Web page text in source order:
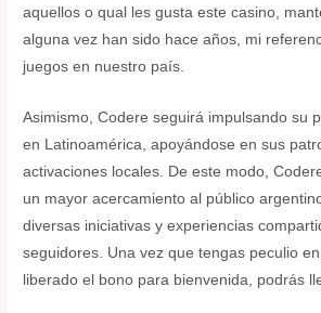
aquellos o qual les gusta este casino,
alguna vez han sido hace años, mi
juegos en nuestro país.
Asimismo, Codere seguirá impulsando su
en Latinoamérica, apoyándose en sus
activaciones locales. De este modo,
un mayor acercamiento al público
diversas iniciativas y experiencias
seguidores. Una vez que tengas peculio
liberado el bono para bienvenida, podrás